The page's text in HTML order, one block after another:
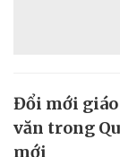
Đổi mới giáo
văn trong
mới